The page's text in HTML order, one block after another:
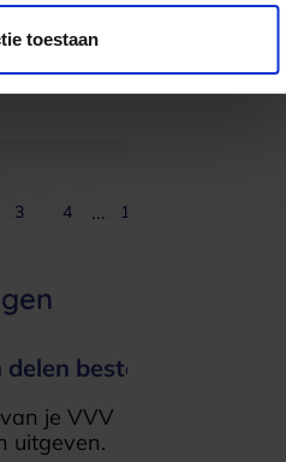
toestaan
3 4 ... 19
besteden?
je VVV
uitgeven.